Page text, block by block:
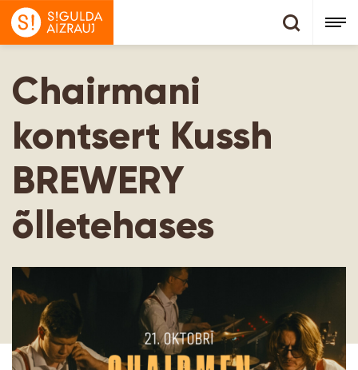
Chairmani
kontsert Kussh
BREWERY
õlletehases